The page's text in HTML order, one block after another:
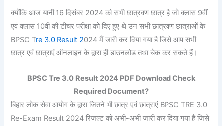
क्योंकि आज यानी 16 दिसंबर 2024 को सभी छात्रवण छात्र है जो क्लास 9वीं
एवं क्लास 10वीं की टीचर परीक्षा को दिए हुए थे उन सभी छात्रवण छात्राओं के
BPSC Tre 3.0 Result 2024 मैं जारी कर दिया गया है जिसे आप सभी
छात्र एवं छात्राएं ऑनलाइन के द्वारा ही डाउनलोड तथा चेक कर सकते हैं।
BPSC Tre 3.0 Result 2024 PDF Download Check
Required Document?
बिहार लोक सेवा आयोग के द्वारा जितने भी छात्र एवं छात्राएं BPSC TRE 3.0
Re-Exam Result 2024 रिजल्ट को अभी-अभी जारी कर दिया गया है जिसे